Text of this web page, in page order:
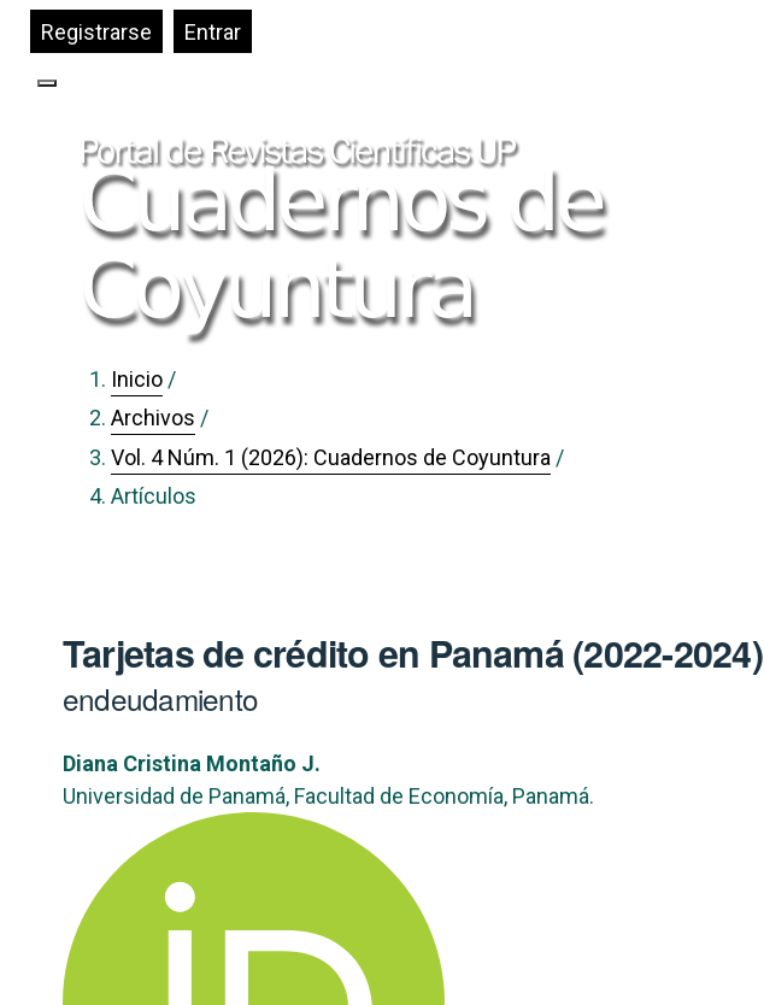
##plugins.themes.bootstrap3.accessible_menu.label##
##plugins.themes.bootstrap3.accessible_menu.main_navigation##
##plugins.themes.bootstrap3.accessible_menu.main_content##
Registrarse Entrar
Inicio /
Archivos /
Vol. 4 Núm. 1 (2026): Cuadernos de Coyuntura /
Artículos
Tarjetas de crédito en Panamá (2022-2024)
endeudamiento
Diana Cristina Montaño J.
Universidad de Panamá, Facultad de Economía, Panamá.